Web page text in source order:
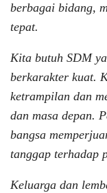
berbagai bidang,
tepat.
Kita butuh SDM
berkarakter kuat.
ketrampilan dan
dan masa depan.
bangsa
tanggap terhadap
Keluarga dan